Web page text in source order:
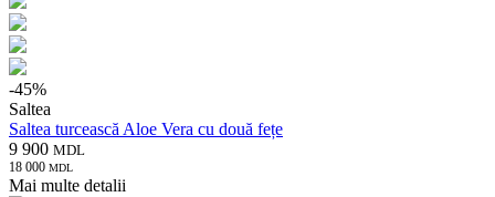
-45%
Saltea
Saltea turcească Aloe Vera cu două fețe
9 900 MDL
18 000 MDL
Mai multe detalii